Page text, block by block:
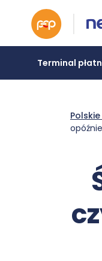
Terminal